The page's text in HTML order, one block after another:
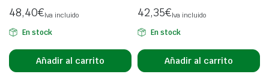
48,40€Iva incluido
En stock
Añadir al carrito
42,35€Iva incluido
En stock
Añadir al carrito